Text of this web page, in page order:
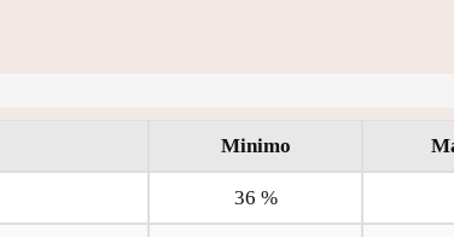
Minimo
36 %